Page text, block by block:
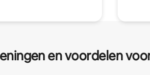
en voordelen